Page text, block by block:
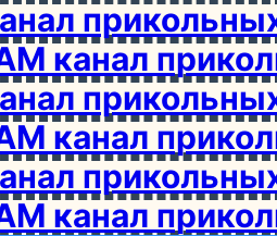
канал
канал
канал